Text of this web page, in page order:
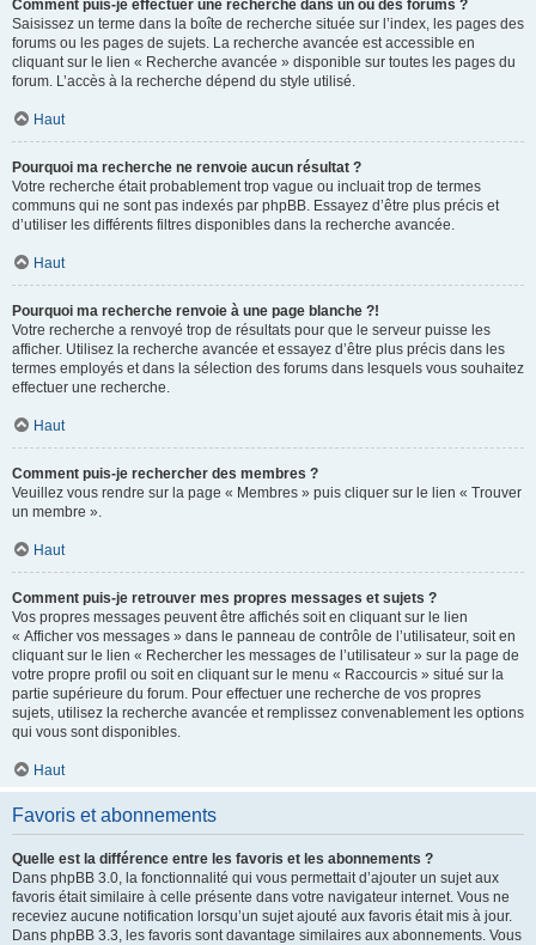
Comment puis-je effectuer une recherche dans un ou des forums ?
Saisissez un terme dans la boîte de recherche située sur l’index, les pages des
forums ou les pages de sujets. La recherche avancée est accessible en
cliquant sur le lien « Recherche avancée » disponible sur toutes les pages du
forum. L’accès à la recherche dépend du style utilisé.
Haut
Pourquoi ma recherche ne renvoie aucun résultat ?
Votre recherche était probablement trop vague ou incluait trop de termes
communs qui ne sont pas indexés par phpBB. Essayez d’être plus précis et
d’utiliser les différents filtres disponibles dans la recherche avancée.
Haut
Pourquoi ma recherche renvoie à une page blanche ?!
Votre recherche a renvoyé trop de résultats pour que le serveur puisse les
afficher. Utilisez la recherche avancée et essayez d’être plus précis dans les
termes employés et dans la sélection des forums dans lesquels vous souhaitez
effectuer une recherche.
Haut
Comment puis-je rechercher des membres ?
Veuillez vous rendre sur la page « Membres » puis cliquer sur le lien « Trouver
un membre ».
Haut
Comment puis-je retrouver mes propres messages et sujets ?
Vos propres messages peuvent être affichés soit en cliquant sur le lien
« Afficher vos messages » dans le panneau de contrôle de l’utilisateur, soit en
cliquant sur le lien « Rechercher les messages de l’utilisateur » sur la page de
votre propre profil ou soit en cliquant sur le menu « Raccourcis » situé sur la
partie supérieure du forum. Pour effectuer une recherche de vos propres
sujets, utilisez la recherche avancée et remplissez convenablement les options
qui vous sont disponibles.
Haut
Favoris et abonnements
Quelle est la différence entre les favoris et les abonnements ?
Dans phpBB 3.0, la fonctionnalité qui vous permettait d’ajouter un sujet aux
favoris était similaire à celle présente dans votre navigateur internet. Vous ne
receviez aucune notification lorsqu’un sujet ajouté aux favoris était mis à jour.
Dans phpBB 3.3, les favoris sont davantage similaires aux abonnements. Vous